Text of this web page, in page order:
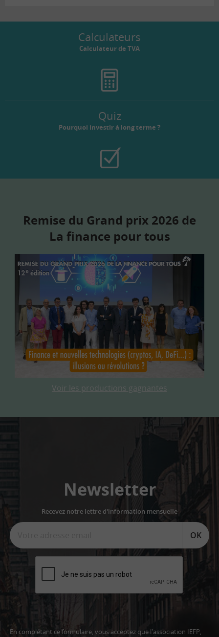
Calculateurs
Calculateur de TVA
Quiz
Pourquoi investir à long terme ?
Remise du Grand prix 2026 de
La finance pour tous
Voir les productions gagnantes
Newsletter
Recevez notre lettre d'information mensuelle
OK
En complétant ce formulaire, vous acceptez que l'association IEFP,